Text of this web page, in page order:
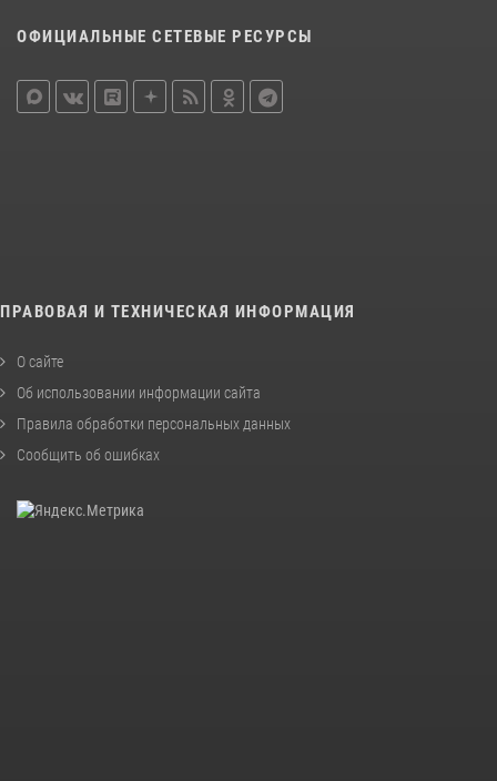
ОФИЦИАЛЬНЫЕ СЕТЕВЫЕ РЕСУРСЫ
ПРАВОВАЯ И ТЕХНИЧЕСКАЯ ИНФОРМАЦИЯ
О сайте
Об использовании информации сайта
Правила обработки персональных данных
Сообщить об ошибках